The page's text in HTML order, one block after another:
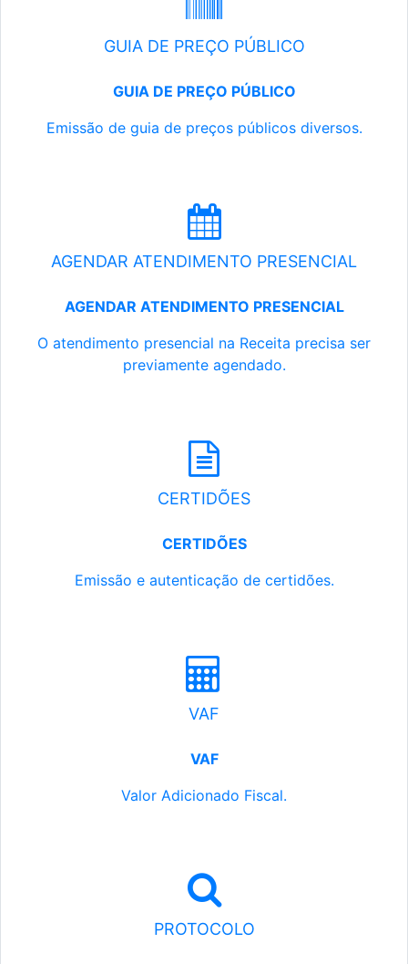
GUIA DE PREÇO PÚBLICO
GUIA DE PREÇO PÚBLICO
Emissão de guia de preços públicos diversos.
AGENDAR ATENDIMENTO PRESENCIAL
AGENDAR ATENDIMENTO PRESENCIAL
O atendimento presencial na Receita precisa ser
previamente agendado.
CERTIDÕES
CERTIDÕES
Emissão e autenticação de certidões.
VAF
VAF
Valor Adicionado Fiscal.
PROTOCOLO